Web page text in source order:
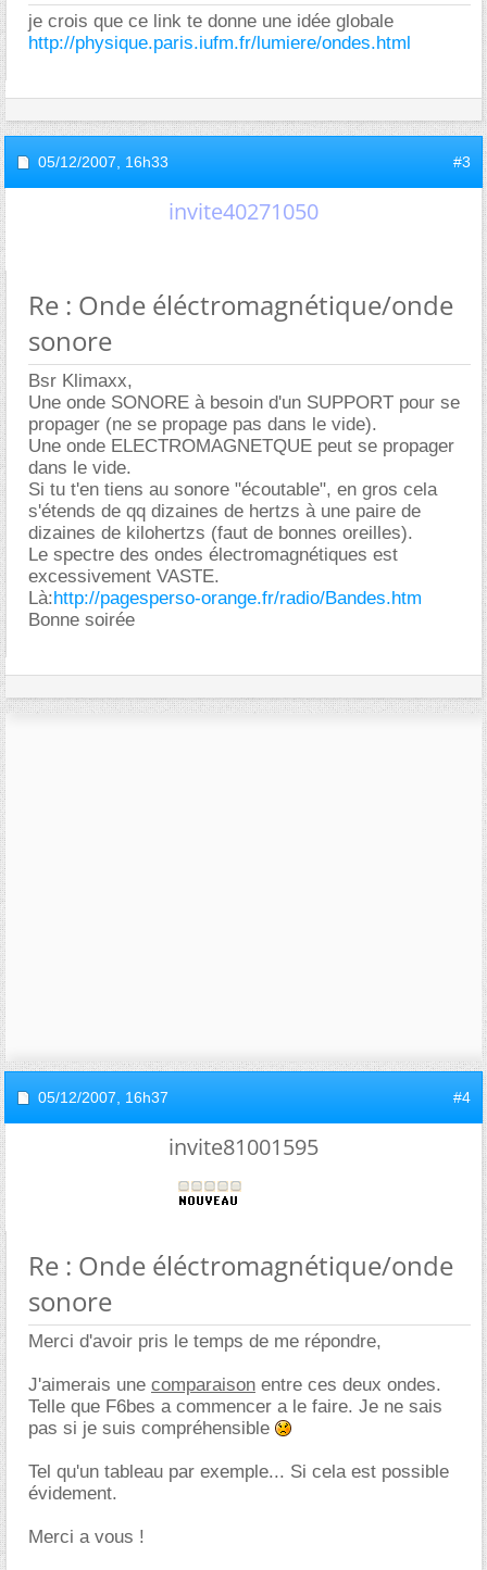
je crois que ce link te donne une idée globale
http://physique.paris.iufm.fr/lumiere/ondes.html
05/12/2007, 16h33 #3
invite40271050
Re : Onde éléctromagnétique/onde
sonore
Bsr Klimaxx,
Une onde SONORE à besoin d'un SUPPORT pour se
propager (ne se propage pas dans le vide).
Une onde ELECTROMAGNETQUE peut se propager
dans le vide.
Si tu t'en tiens au sonore "écoutable", en gros cela
s'étends de qq dizaines de hertzs à une paire de
dizaines de kilohertzs (faut de bonnes oreilles).
Le spectre des ondes électromagnétiques est
excessivement VASTE.
Là:http://pagesperso-orange.fr/radio/Bandes.htm
Bonne soirée
05/12/2007, 16h37 #4
invite81001595
Re : Onde éléctromagnétique/onde
sonore
Merci d'avoir pris le temps de me répondre,
J'aimerais une comparaison entre ces deux ondes.
Telle que F6bes a commencer a le faire. Je ne sais
pas si je suis compréhensible
Tel qu'un tableau par exemple... Si cela est possible
évidement.
Merci a vous !